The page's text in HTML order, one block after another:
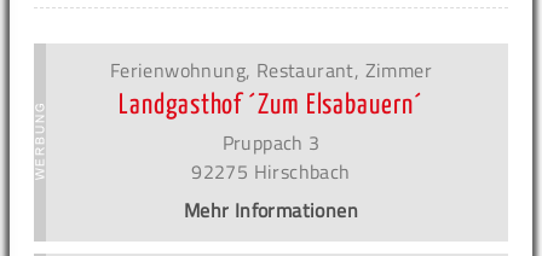
Ferienwohnung, Restaurant, Zimmer
Landgasthof ´Zum Elsabauern´
Pruppach 3
92275 Hirschbach
Mehr Informationen